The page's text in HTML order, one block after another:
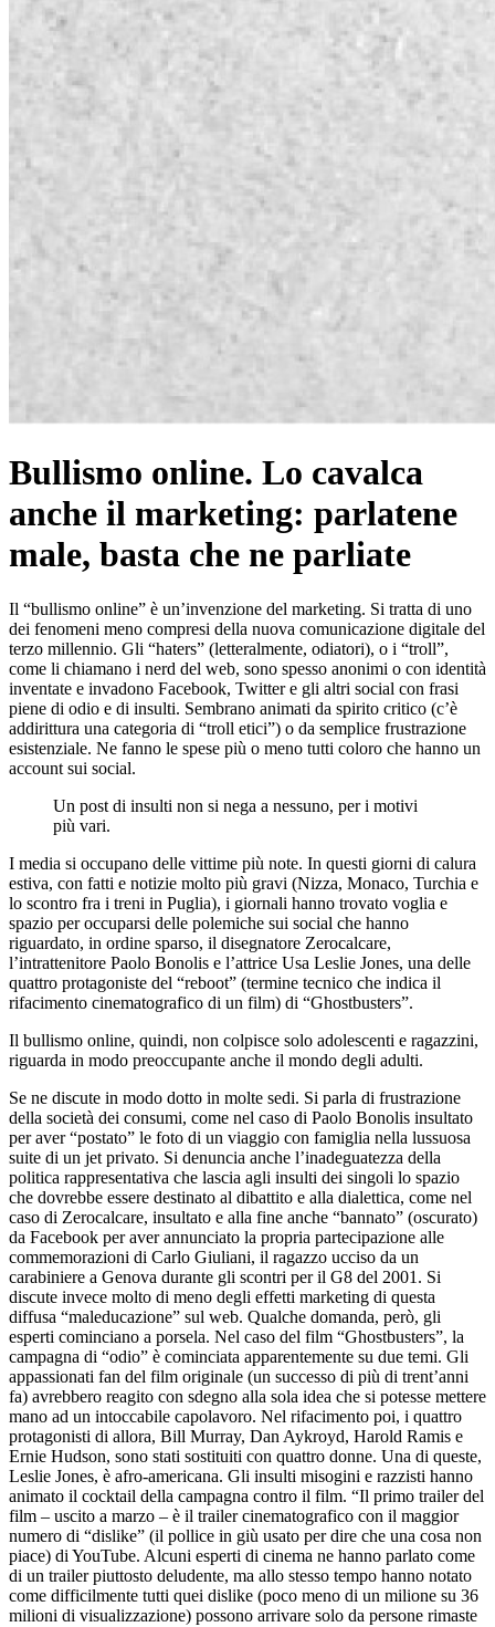
Bullismo online. Lo cavalca
anche il marketing: parlatene
male, basta che ne parliate
Il “bullismo online” è un’invenzione del marketing. Si tratta di uno
dei fenomeni meno compresi della nuova comunicazione digitale del
terzo millennio. Gli “haters” (letteralmente, odiatori), o i “troll”,
come li chiamano i nerd del web, sono spesso anonimi o con identità
inventate e invadono Facebook, Twitter e gli altri social con frasi
piene di odio e di insulti. Sembrano animati da spirito critico (c’è
addirittura una categoria di “troll etici”) o da semplice frustrazione
esistenziale. Ne fanno le spese più o meno tutti coloro che hanno un
account sui social.
Un post di insulti non si nega a nessuno, per i motivi
più vari.
I media si occupano delle vittime più note. In questi giorni di calura
estiva, con fatti e notizie molto più gravi (Nizza, Monaco, Turchia e
lo scontro fra i treni in Puglia), i giornali hanno trovato voglia e
spazio per occuparsi delle polemiche sui social che hanno
riguardato, in ordine sparso, il disegnatore Zerocalcare,
l’intrattenitore Paolo Bonolis e l’attrice Usa Leslie Jones, una delle
quattro protagoniste del “reboot” (termine tecnico che indica il
rifacimento cinematografico di un film) di “Ghostbusters”.
Il bullismo online, quindi, non colpisce solo adolescenti e ragazzini,
riguarda in modo preoccupante anche il mondo degli adulti.
Se ne discute in modo dotto in molte sedi. Si parla di frustrazione
della società dei consumi, come nel caso di Paolo Bonolis insultato
per aver “postato” le foto di un viaggio con famiglia nella lussuosa
suite di un jet privato. Si denuncia anche l’inadeguatezza della
politica rappresentativa che lascia agli insulti dei singoli lo spazio
che dovrebbe essere destinato al dibattito e alla dialettica, come nel
caso di Zerocalcare, insultato e alla fine anche “bannato” (oscurato)
da Facebook per aver annunciato la propria partecipazione alle
commemorazioni di Carlo Giuliani, il ragazzo ucciso da un
carabiniere a Genova durante gli scontri per il G8 del 2001. Si
discute invece molto di meno degli effetti marketing di questa
diffusa “maleducazione” sul web. Qualche domanda, però, gli
esperti cominciano a porsela. Nel caso del film “Ghostbusters”, la
campagna di “odio” è cominciata apparentemente su due temi. Gli
appassionati fan del film originale (un successo di più di trent’anni
fa) avrebbero reagito con sdegno alla sola idea che si potesse mettere
mano ad un intoccabile capolavoro. Nel rifacimento poi, i quattro
protagonisti di allora, Bill Murray, Dan Aykroyd, Harold Ramis e
Ernie Hudson, sono stati sostituiti con quattro donne. Una di queste,
Leslie Jones, è afro-americana. Gli insulti misogini e razzisti hanno
animato il cocktail della campagna contro il film. “Il primo trailer del
film – uscito a marzo – è il trailer cinematografico con il maggior
numero di “dislike” (il pollice in giù usato per dire che una cosa non
piace) di YouTube. Alcuni esperti di cinema ne hanno parlato come
di un trailer piuttosto deludente, ma allo stesso tempo hanno notato
come difficilmente tutti quei dislike (poco meno di un milione su 36
milioni di visualizzazione) possono arrivare solo da persone rimaste